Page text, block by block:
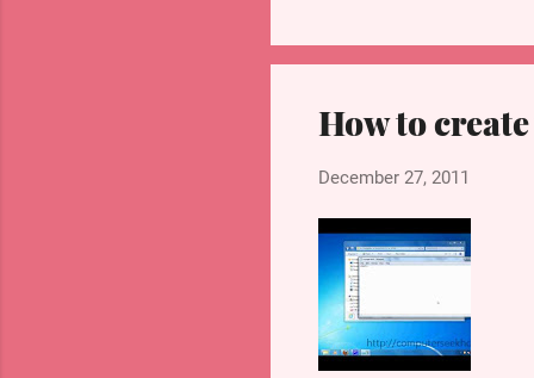
(द) मणिबेन‘भारत सेवक समाज’
(स) स्वामी विवेकानंद
(द) गोपाल कृष्ण गोखले‘सत्य
(ब) ज्योतिबा फूले
(द) घनश्याम दास बिड़लाआधुनिक
(ब) रॉबर्ट हुक
(स) एंटोनी वॉन लुइवेनहॉक
(द) कार्ल अर्न्स्ट वॉन बेयर भारत
(इंडोनेशिया)
(ब) कमला प्रसाद बिसेसर
How to
December 27, 2011